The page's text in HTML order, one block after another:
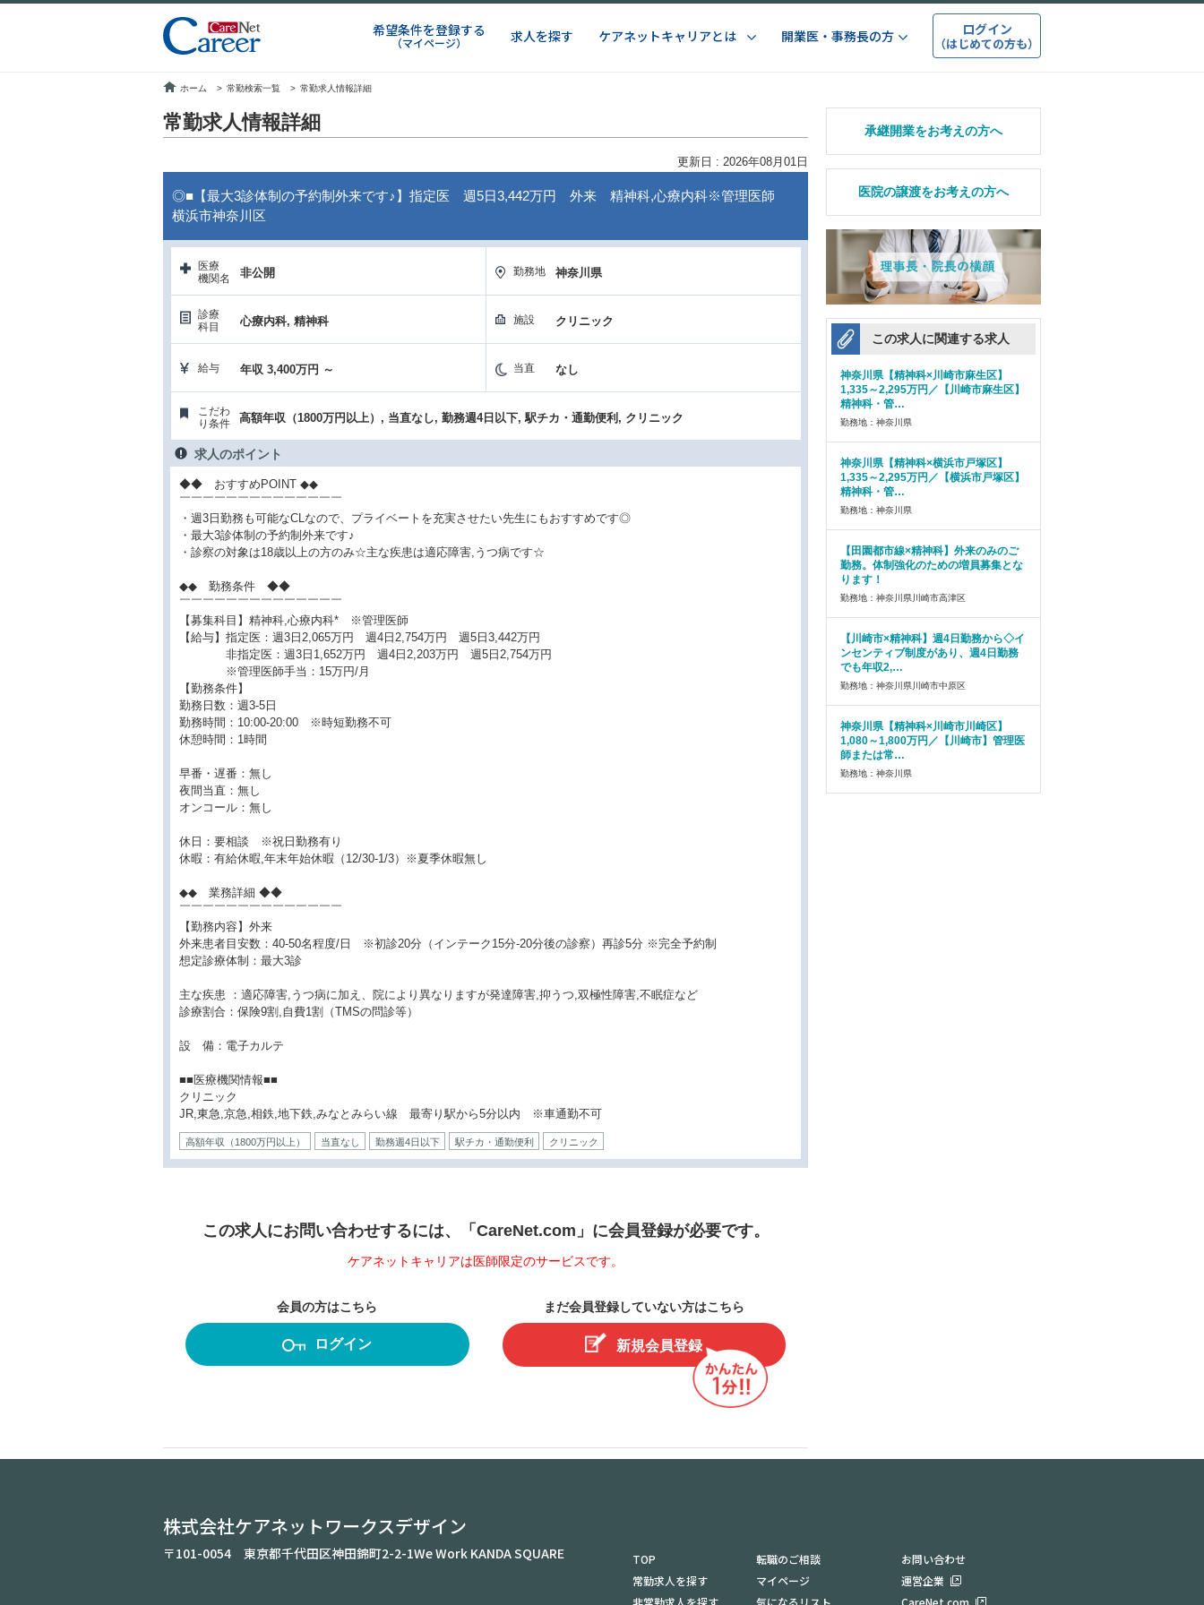
希望条件を登録する
（マイページ） 求人を探す ケアネットキャリアとは 開業医・事務長の方 ログイン
（はじめての方も）
ホーム > 常勤検索一覧 > 常勤求人情報詳細
常勤求人情報詳細
更新日 : 2026年08月01日
◎■【最大3診体制の予約制外来です♪】指定医 週5日3,442万円 外来 精神科,心療内科※管理医師
横浜市神奈川区
医療
機関名
非公開 勤務地 神奈川県
診療
科目
心療内科, 精神科 施設 クリニック
給与 年収 3,400万円 ～ 当直 なし
こだわ
り条件
高額年収（1800万円以上）, 当直なし, 勤務週4日以下, 駅チカ・通勤便利, クリニック
求人のポイント
◆◆ おすすめPOINT ◆◆
￣￣￣￣￣￣￣￣￣￣￣￣￣￣
・週3日勤務も可能なCLなので、プライベートを充実させたい先生にもおすすめです◎
・最大3診体制の予約制外来です♪
・診察の対象は18歳以上の方のみ☆主な疾患は適応障害,うつ病です☆
◆◆ 勤務条件 ◆◆
￣￣￣￣￣￣￣￣￣￣￣￣￣￣
【募集科目】精神科,心療内科* ※管理医師
【給与】指定医：週3日2,065万円 週4日2,754万円 週5日3,442万円
非指定医：週3日1,652万円 週4日2,203万円 週5日2,754万円
※管理医師手当：15万円/月
【勤務条件】
勤務日数：週3-5日
勤務時間：10:00-20:00 ※時短勤務不可
休憩時間：1時間
早番・遅番：無し
夜間当直：無し
オンコール：無し
休日：要相談 ※祝日勤務有り
休暇：有給休暇,年末年始休暇（12/30-1/3）※夏季休暇無し
◆◆ 業務詳細 ◆◆
￣￣￣￣￣￣￣￣￣￣￣￣￣￣
【勤務内容】外来
外来患者目安数：40-50名程度/日 ※初診20分（インテーク15分-20分後の診察）再診5分 ※完全予約制
想定診療体制：最大3診
主な疾患 ：適応障害,うつ病に加え、院により異なりますが発達障害,抑うつ,双極性障害,不眠症など
診療割合：保険9割,自費1割（TMSの問診等）
設 備：電子カルテ
■■医療機関情報■■
クリニック
JR,東急,京急,相鉄,地下鉄,みなとみらい線 最寄り駅から5分以内 ※車通勤不可
高額年収（1800万円以上） 当直なし 勤務週4日以下 駅チカ・通勤便利 クリニック
この求人にお問い合わせするには、「CareNet.com」に会員登録が必要です。
ケアネットキャリアは医師限定のサービスです。
会員の方はこちら
ログイン
まだ会員登録していない方はこちら
新規会員登録
承継開業をお考えの方へ
医院の譲渡をお考えの方へ
この求人に関連する求人
神奈川県【精神科×川崎市麻生区】
1,335～2,295万円／【川崎市麻生区】
精神科・管…
勤務地：神奈川県
神奈川県【精神科×横浜市戸塚区】
1,335～2,295万円／【横浜市戸塚区】
精神科・管…
勤務地：神奈川県
【田園都市線×精神科】外来のみのご
勤務。体制強化のための増員募集とな
ります！
勤務地：神奈川県川崎市高津区
【川崎市×精神科】週4日勤務から◇イ
ンセンティブ制度があり、週4日勤務
でも年収2,…
勤務地：神奈川県川崎市中原区
神奈川県【精神科×川崎市川崎区】
1,080～1,800万円／【川崎市】管理医
師または常…
勤務地：神奈川県
TOP
常勤求人を探す
非常勤求人を探す
転職のご相談
マイページ
気になるリスト
お問い合わせ
運営企業
CareNet.com
株式会社ケアネットワークスデザイン
〒101-0054 東京都千代田区神田錦町2-2-1We Work KANDA SQUARE